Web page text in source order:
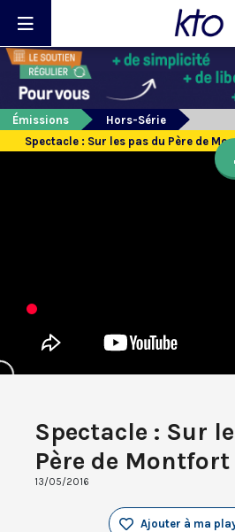
Émissions
Hors-Série
Spectacle : Sur les pas du Père de
Spectacle : Sur
Père de Montfort
13/05/2016
Ajouter à ma